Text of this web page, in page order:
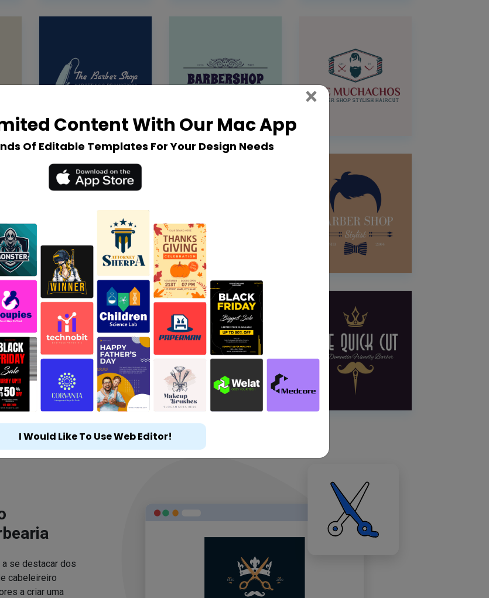
se destacar dos
cabeleireiro
a criar uma
Content With Our Mac App
Of Editable Templates For Your Design Needs
× Close
I Would Like To Use Web Editor!